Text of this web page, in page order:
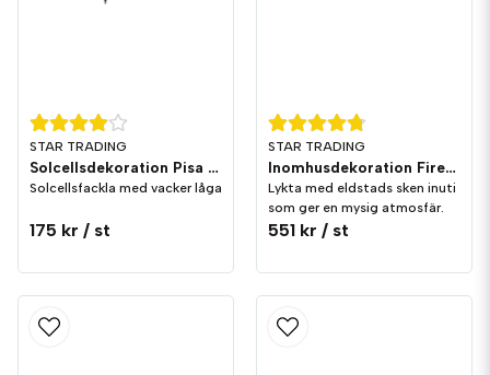
STAR TRADING
Solcellsdekoration Pisa 3 i 1
Solcellsfackla med vacker låga
175 kr / st
STAR TRADING
Inomhusdekoration Fireplace
Lykta med eldstads sken inuti
som ger en mysig atmosfär.
551 kr / st